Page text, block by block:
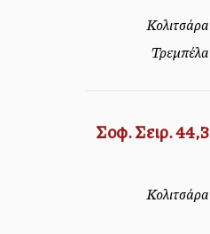
Κολιτσάρα
Τρεμπέλα
Σοφ. Σειρ. 44,3
Κολιτσάρα